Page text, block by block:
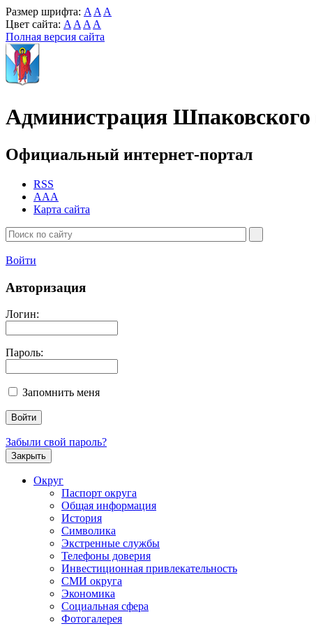
Размер шрифта: A A A
Цвет сайта: A A A A
Полная версия сайта
Администрация Шпаковского
Официальный интернет-портал
RSS
AAA
Карта сайта
Войти
Авторизация
Логин:
Пароль:
Запомнить меня
Забыли свой пароль?
Закрыть
Округ
Паспорт округа
Общая информация
История
Символика
Экстренные службы
Телефоны доверия
Инвестиционная привлекательность
СМИ округа
Экономика
Социальная сфера
Фотогалерея